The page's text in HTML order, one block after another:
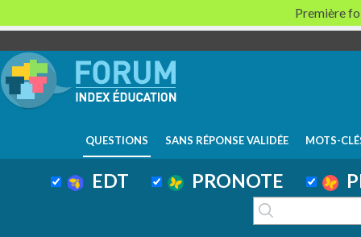
QUESTIONS SANS RÉPONSE VALIDÉE MOTS-
EDT PRONOTE
Première